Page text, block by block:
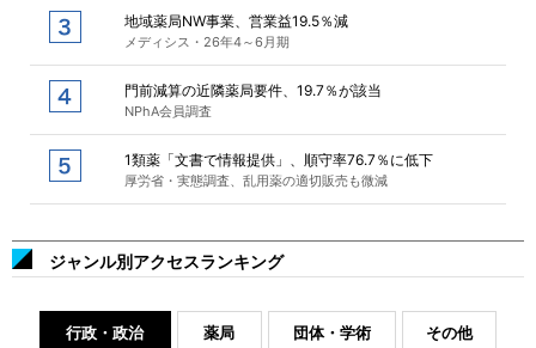
地域薬局NW事業、営業益19.5％減
メディシス・26年4～6月期
門前減算の近隣薬局要件、19.7％が該当
NPhA会員調査
1類薬「文書で情報提供」、順守率76.7％に低下
厚労省・実態調査、乱用薬の適切販売も微減
ジャンル別アクセスランキング
行政・政治 薬局 団体・学術 その他